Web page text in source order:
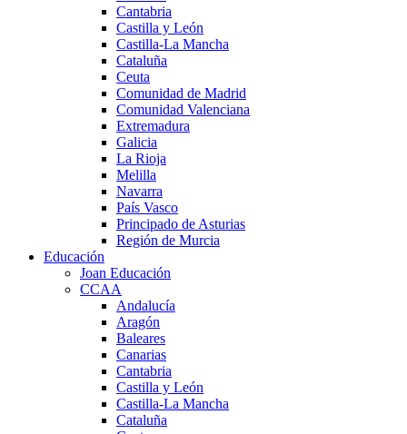
Cantabria
Castilla y León
Castilla-La Mancha
Cataluña
Ceuta
Comunidad de Madrid
Comunidad Valenciana
Extremadura
Galicia
La Rioja
Melilla
Navarra
País Vasco
Principado de Asturias
Región de Murcia
Educación
Joan Educación
CCAA
Andalucía
Aragón
Baleares
Canarias
Cantabria
Castilla y León
Castilla-La Mancha
Cataluña